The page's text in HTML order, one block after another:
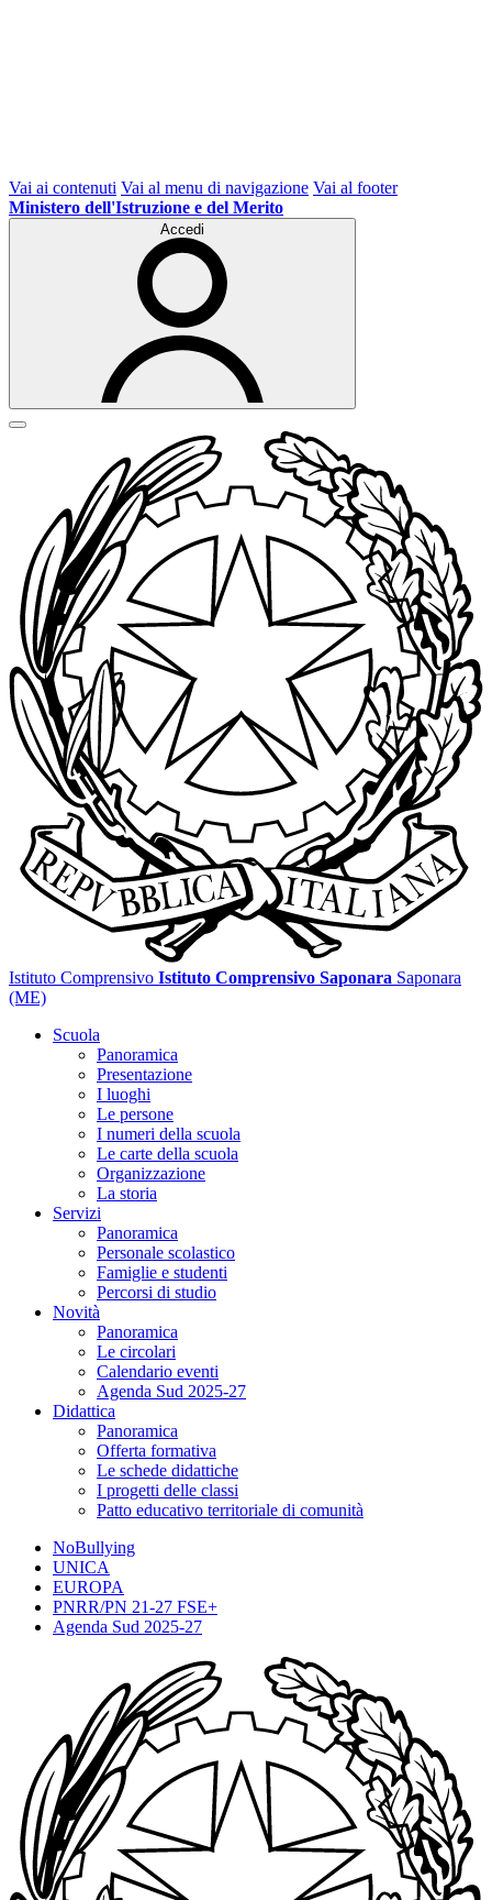
Vai ai contenuti Vai al menu di navigazione Vai al footer
Ministero dell'Istruzione e del Merito
Accedi
Istituto Comprensivo Istituto Comprensivo Saponara Saponara
(ME)
Scuola
Panoramica
Presentazione
I luoghi
Le persone
I numeri della scuola
Le carte della scuola
Organizzazione
La storia
Servizi
Panoramica
Personale scolastico
Famiglie e studenti
Percorsi di studio
Novità
Panoramica
Le circolari
Calendario eventi
Agenda Sud 2025-27
Didattica
Panoramica
Offerta formativa
Le schede didattiche
I progetti delle classi
Patto educativo territoriale di comunità
NoBullying
UNICA
EUROPA
PNRR/PN 21-27 FSE+
Agenda Sud 2025-27